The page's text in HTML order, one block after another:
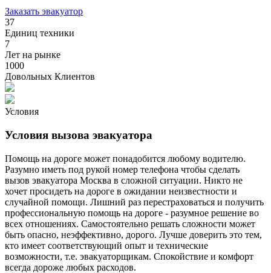
Заказать эвакуатор
37
Единиц техники
7
Лет на рынке
1000
Довольных Клиентов
Условия
Условия вызова эвакуатора
Помощь на дороге может понадобится любому водителю.
Разумно иметь под рукой номер телефона чтобы сделать
вызов эвакуатора Москва в сложной ситуации. Никто не
хочет просидеть на дороге в ожидании неизвестности и
случайной помощи. Лишний раз перестраховаться и получить
профессиональную помощь на дороге - разумное решение во
всех отношениях. Самостоятельно решать сложности может
быть опасно, неэффективно, дорого. Лучше доверить это тем,
кто имеет соответствующий опыт и технические
возможности, т.е. эвакуаторщикам. Спокойствие и комфорт
всегда дороже любых расходов.